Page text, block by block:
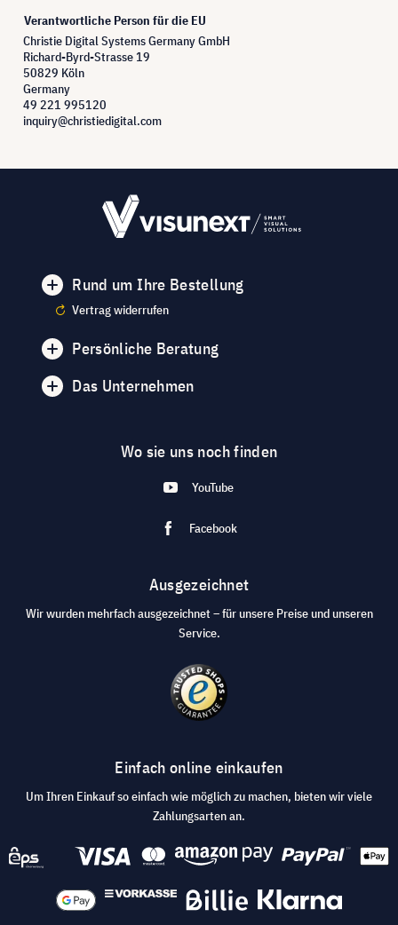
Verantwortliche Person für die EU
Christie Digital Systems Germany GmbH
Richard-Byrd-Strasse 19
50829 Köln
Germany
49 221 995120
inquiry@christiedigital.com
Rund um Ihre Bestellung
Vertrag widerrufen
Persönliche Beratung
Das Unternehmen
Wo sie uns noch finden
YouTube
Facebook
Ausgezeichnet
Wir wurden mehrfach ausgezeichnet – für unsere Preise und unseren
Service.
Einfach online einkaufen
Um Ihren Einkauf so einfach wie möglich zu machen, bieten wir viele
Zahlungsarten an.